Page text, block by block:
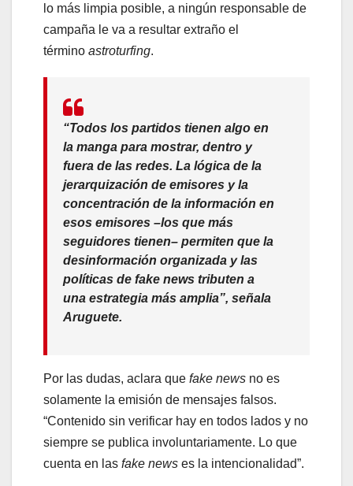
lo más limpia posible, a ningún responsable de
campaña le va a resultar extraño el
término astroturfing.
“Todos los partidos tienen algo en
la manga para mostrar, dentro y
fuera de las redes. La lógica de la
jerarquización de emisores y la
concentración de la información en
esos emisores –los que más
seguidores tienen– permiten que la
desinformación organizada y las
políticas de fake news tributen a
una estrategia más amplia”, señala
Aruguete.
Por las dudas, aclara que fake news no es
solamente la emisión de mensajes falsos.
“Contenido sin verificar hay en todos lados y no
siempre se publica involuntariamente. Lo que
cuenta en las fake news es la intencionalidad”.